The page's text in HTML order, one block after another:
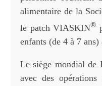
alimentaire de la
le patch VIASKIN®
enfants (de 4 à 7
Le siège mondial de
avec des